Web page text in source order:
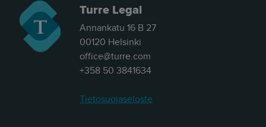
Turre Legal
Annankatu 16 B 27
00120 Helsinki
office@turre.com
+358 50 3841634
Tietosuojaseloste
- Herkko Hietanen